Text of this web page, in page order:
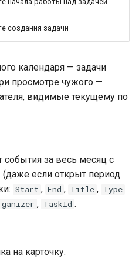
создания задачи
календаря — задачи
просмотре чужого —
видимые текущему по
события за весь месяц с
если открыт период
Start , End , Title , Type
, TaskId .
на карточку.